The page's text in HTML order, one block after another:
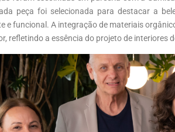
peça foi selecionada para destacar a
e funcional. A integração de materiais
refletindo a essência do projeto de interiores